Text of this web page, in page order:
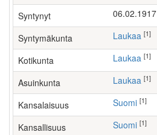
Syntynyt 06.02.1917
Syntymäkunta Laukaa [1]
Kotikunta Laukaa [1]
Asuinkunta Laukaa [1]
Kansalaisuus Suomi [1]
Kansallisuus Suomi [1]